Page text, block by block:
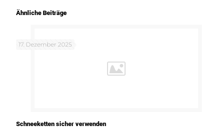
Ähnliche Beiträge
17. Dezember 2025
Schneeketten sicher verwenden